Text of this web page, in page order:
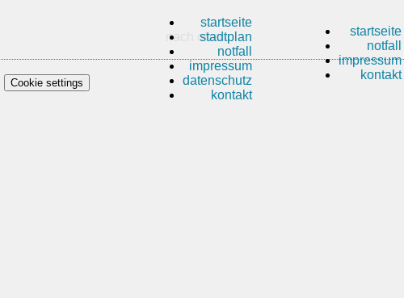
startseite
notfall
impressum
kontakt
nach oben
startseite
stadtplan
notfall
impressum
datenschutz
kontakt
Cookie settings